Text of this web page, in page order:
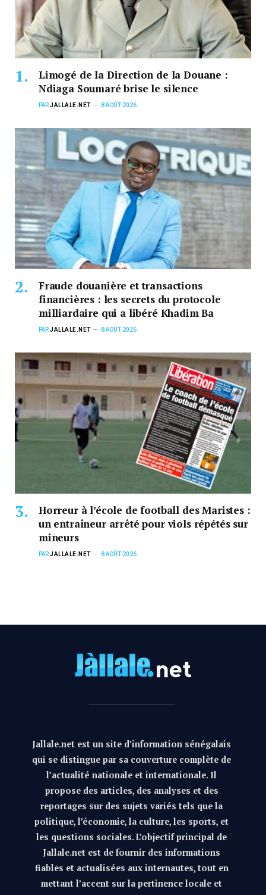
Limogé de la Direction de la Douane :
Ndiaga Soumaré brise le silence
PARJALLALE.NET 8 AOÛT 2026
Fraude douanière et transactions
financières : les secrets du protocole
milliardaire qui a libéré Khadim Ba
PARJALLALE.NET 8 AOÛT 2026
Horreur à l’école de football des Maristes :
un entraîneur arrêté pour viols répétés sur
mineurs
PARJALLALE.NET 8 AOÛT 2026
Jallale.net est un site d’information sénégalais
qui se distingue par sa couverture complète de
l’actualité nationale et internationale. Il
propose des articles, des analyses et des
reportages sur des sujets variés tels que la
politique, l’économie, la culture, les sports, et
les questions sociales. L’objectif principal de
Jallale.net est de fournir des informations
fiables et actualisées aux internautes, tout en
mettant l’accent sur la pertinence locale et